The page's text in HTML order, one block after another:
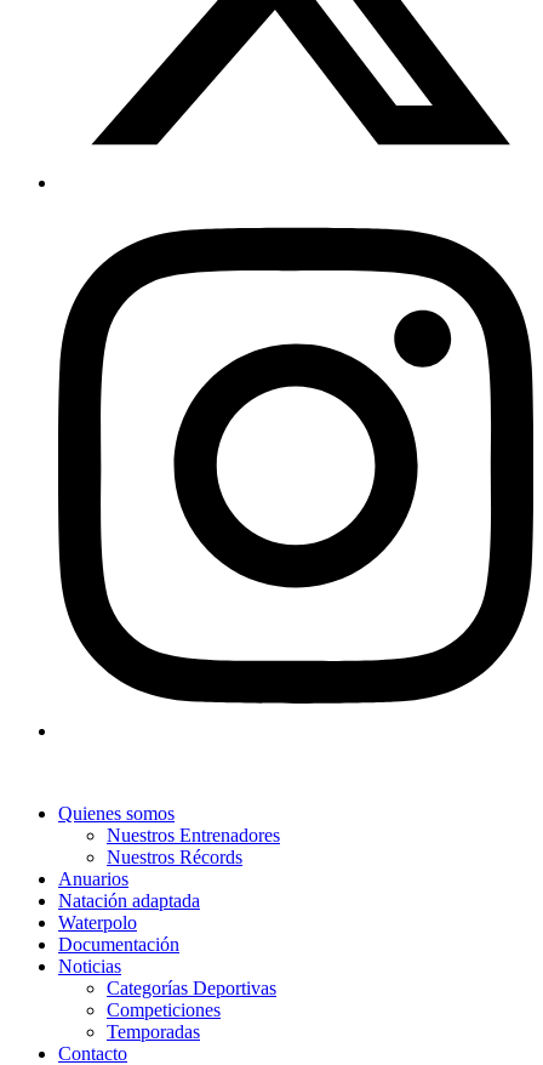
Quienes somos
Nuestros Entrenadores
Nuestros Récords
Anuarios
Natación adaptada
Waterpolo
Documentación
Noticias
Categorías Deportivas
Competiciones
Temporadas
Contacto